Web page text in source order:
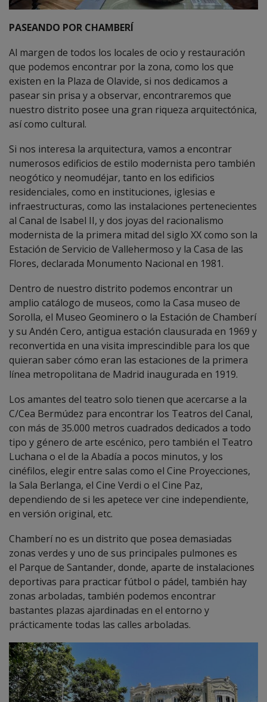
PASEANDO POR CHAMBERÍ
Al margen de todos los locales de ocio y restauración
que podemos encontrar por la zona, como los que
existen en la Plaza de Olavide, si nos dedicamos a
pasear sin prisa y a observar, encontraremos que
nuestro distrito posee una gran riqueza arquitectónica,
así como cultural.
Si nos interesa la arquitectura, vamos a encontrar
numerosos edificios de estilo modernista pero también
neogótico y neomudéjar, tanto en los edificios
residenciales, como en instituciones, iglesias e
infraestructuras, como las instalaciones pertenecientes
al Canal de Isabel II, y dos joyas del racionalismo
modernista de la primera mitad del siglo XX como son la
Estación de Servicio de Vallehermoso y la Casa de las
Flores, declarada Monumento Nacional en 1981.
Dentro de nuestro distrito podemos encontrar un
amplio catálogo de museos, como la Casa museo de
Sorolla, el Museo Geominero o la Estación de Chamberí
y su Andén Cero, antigua estación clausurada en 1969 y
reconvertida en una visita imprescindible para los que
quieran saber cómo eran las estaciones de la primera
línea metropolitana de Madrid inaugurada en 1919.
Los amantes del teatro solo tienen que acercarse a la
C/Cea Bermúdez para encontrar los Teatros del Canal,
con más de 35.000 metros cuadrados dedicados a todo
tipo y género de arte escénico, pero también el Teatro
Luchana o el de la Abadía a pocos minutos, y los
cinéfilos, elegir entre salas como el Cine Proyecciones,
la Sala Berlanga, el Cine Verdi o el Cine Paz,
dependiendo de si les apetece ver cine independiente,
en versión original, etc.
Chamberí no es un distrito que posea demasiadas
zonas verdes y uno de sus principales pulmones es
el Parque de Santander, donde, aparte de instalaciones
deportivas para practicar fútbol o pádel, también hay
zonas arboladas, también podemos encontrar
bastantes plazas ajardinadas en el entorno y
prácticamente todas las calles arboladas.